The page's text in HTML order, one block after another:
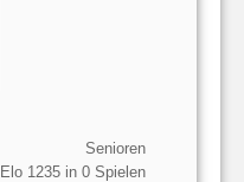
Senioren
Elo 1235 in 0 Spielen